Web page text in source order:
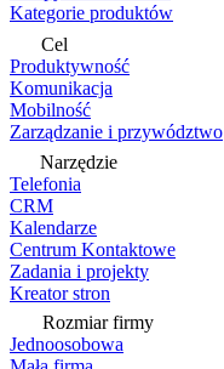
Kategorie produktów
Cel
Produktywność
Komunikacja
Mobilność
Zarządzanie i przywództwo
Narzędzie
Telefonia
CRM
Kalendarze
Centrum Kontaktowe
Zadania i projekty
Kreator stron
Rozmiar firmy
Jednoosobowa